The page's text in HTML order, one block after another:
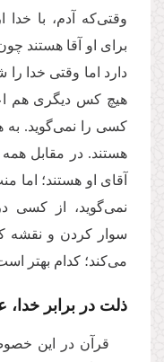
وقتی‌که آدم، با خدا
براى او آقا هستند
دارد اما وقتى خدا
هیچ كس دیگری هم
كسى را نمى‌‌گوید. به
هستند. در مقابل
آقاى او هستند؛
نمى‌‌گوید، از كسى
سوار كردن و نقشه
مى‌‌كند؛ كدام بهتر
ذلت در برابر خدا،
قرآن در این